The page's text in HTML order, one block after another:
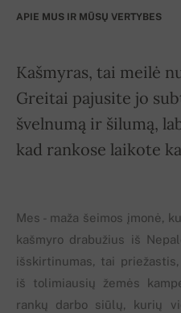
APIE MUS IR MŪSŲ VERTYBES
Kašmyras, tai meilė
Greitai pajusite jo
švelnumą ir šilumą,
kad rankose laikote
Mes - maža šeimos įmonė,
kašmyro drabužius iš
išskirtinumas, tai
iš tolimiausių žemės
rankų darbo siūlų, kurių